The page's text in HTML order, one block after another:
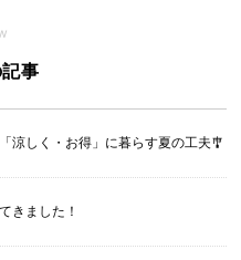
事
涼しく・お得」に暮らす夏の工夫🎐
きました！